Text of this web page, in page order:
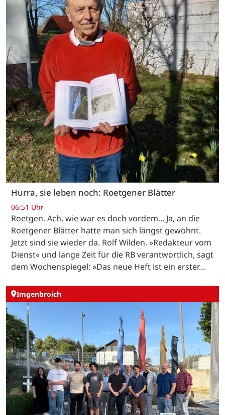
Hurra, sie leben noch: Roetgener Blätter
06:51 Uhr
Roetgen. Ach, wie war es doch vordem... Ja, an die
Roetgener Blätter hatte man sich längst gewöhnt.
Jetzt sind sie wieder da. Rolf Wilden, »Redakteur vom
Dienst« und lange Zeit für die RB verantwortlich, sagt
dem Wochenspiegel: »Das neue Heft ist ein erster…
Imgenbroich